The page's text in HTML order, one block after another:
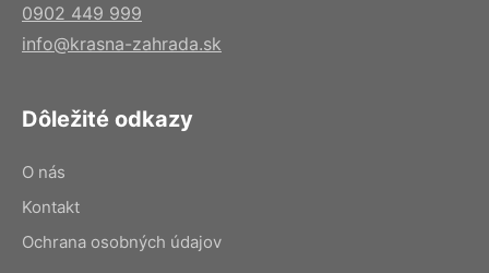
0902 449 999
info@krasna-zahrada.sk
Dôležité odkazy
O nás
Kontakt
Ochrana osobných údajov